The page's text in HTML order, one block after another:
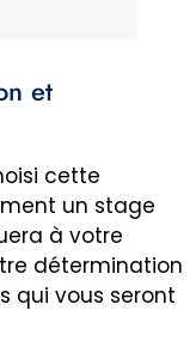
et
cette
un stage
à votre
détermination
qui vous seront